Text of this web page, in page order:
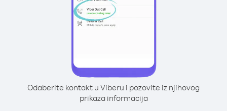
Odaberite kontakt u Viberu i pozovite iz njihovog
prikaza informacija